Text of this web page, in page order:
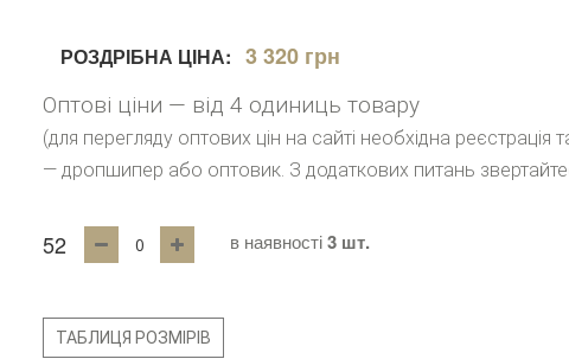
РОЗДРІБНА ЦІНА: 3 320 грн
Оптові ціни — від 4 одиниць товару
(для перегляду оптових цін на сайті необхідна реєстрація
— дропшипер або оптовик. З додаткових питань
52 в наявності 3 шт.
ТАБЛИЦЯ РОЗМІРІВ